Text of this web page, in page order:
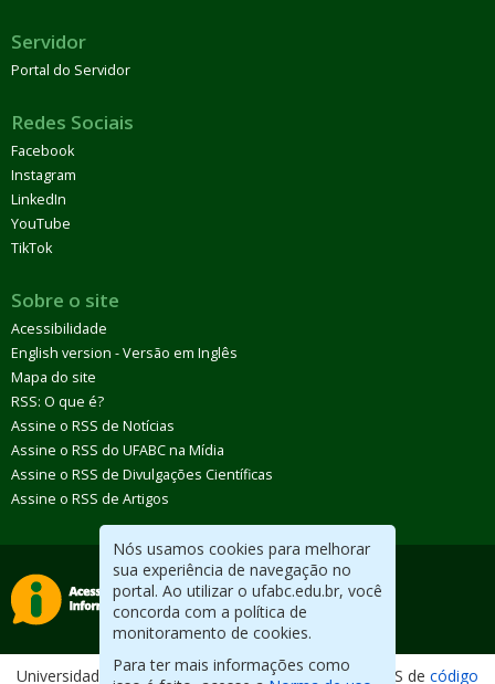
Nós usamos cookies para melhorar
sua experiência de navegação no
portal. Ao utilizar o ufabc.edu.br, você
concorda com a política de
monitoramento de cookies.
Para ter mais informações como
Servidor
Portal do Servidor
Redes Sociais
Facebook
Instagram
LinkedIn
YouTube
TikTok
Sobre o site
Acessibilidade
English version - Versão em Inglês
Mapa do site
RSS: O que é?
Assine o RSS de Notícias
Assine o RSS do UFABC na Mídia
Assine o RSS de Divulgações Científicas
Assine o RSS de Artigos
Universidade Federal do ABC. Desenvolvido com CMS de código